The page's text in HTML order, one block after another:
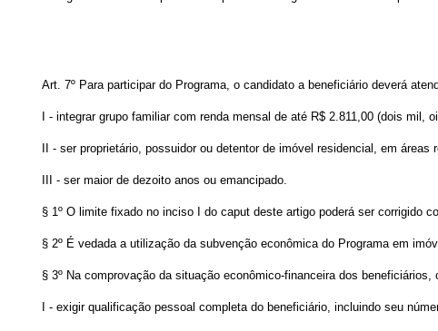
Art. 7º Para participar do Programa, o candidato a beneficiário deverá
I - integrar grupo familiar com renda mensal de até R$ 2.811,00 (dois mil,
II - ser proprietário, possuidor ou detentor de imóvel residencial, em
III - ser maior de dezoito anos ou emancipado.
§ 1º O limite fixado no inciso I do caput deste artigo poderá ser corrigido
§ 2º É vedada a utilização da subvenção econômica do Programa em
§ 3º Na comprovação da situação econômico-financeira dos beneficiários,
I - exigir qualificação pessoal completa do beneficiário, incluindo seu